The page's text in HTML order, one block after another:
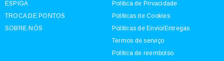
ESPIGA
TROCA DE PONTOS
SOBRE NÓS
Política de Privacidade
Políticas de Cookies
Políticas de Envio/Entregas
Termos de serviço
Política de reembolso